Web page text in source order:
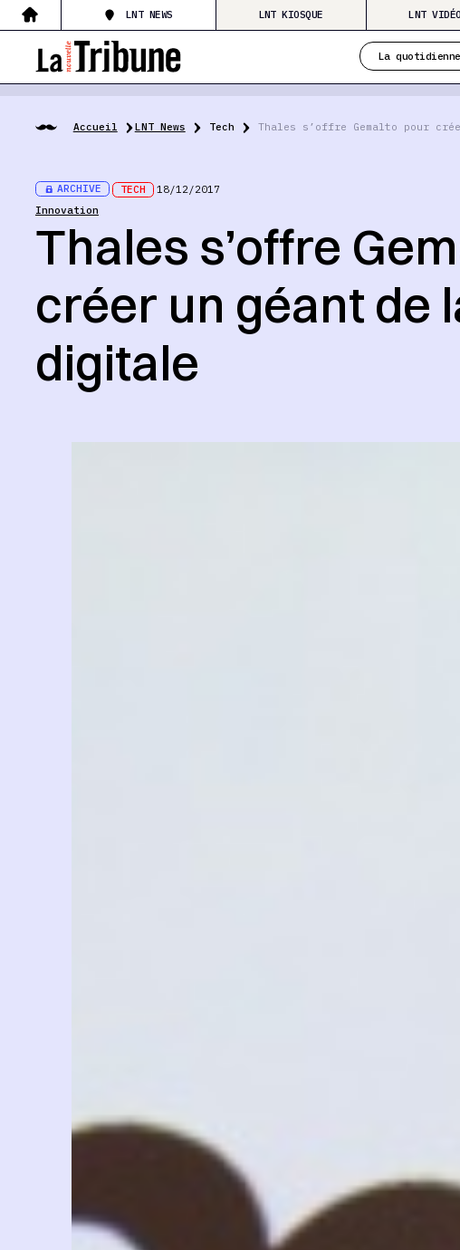
LNT NEWS LNT KIOSQUE LNT
La quotidienne
Accueil LNT News Tech Thales s’offre Gemalto pour
ARCHIVE TECH
18/12/2017
Innovation
Thales s’offre
créer un géant de
digitale